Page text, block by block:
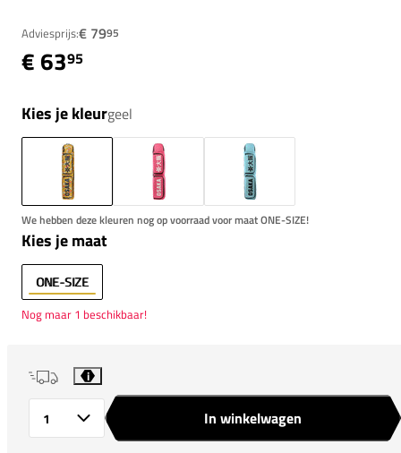
Adviesprijs:€ 7995
€ 6395
Kies je kleurgeel
We hebben deze kleuren nog op voorraad voor maat ONE-SIZE!
Kies je maat
ONE-SIZE
Nog maar 1 beschikbaar!
i
In winkelwagen